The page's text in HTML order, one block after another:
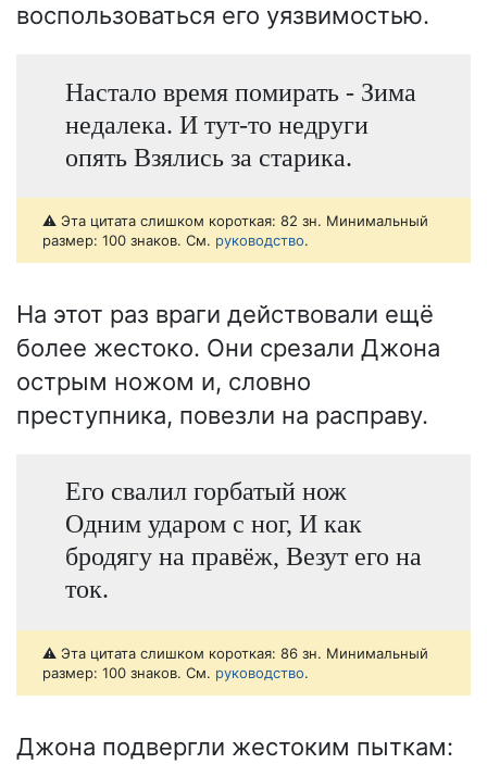
воспользоваться его уязвимостью.
Настало время помирать - Зима
недалека. И тут-то недруги
опять Взялись за старика.
⚠️ Эта цитата слишком короткая: 82 зн. Минимальный
размер: 100 знаков. См. руководство.
На этот раз враги действовали ещё
более жестоко. Они срезали Джона
острым ножом и, словно
преступника, повезли на расправу.
Его свалил горбатый нож
Одним ударом с ног, И как
бродягу на правёж, Везут его на
ток.
⚠️ Эта цитата слишком короткая: 86 зн. Минимальный
размер: 100 знаков. См. руководство.
Джона подвергли жестоким пыткам: